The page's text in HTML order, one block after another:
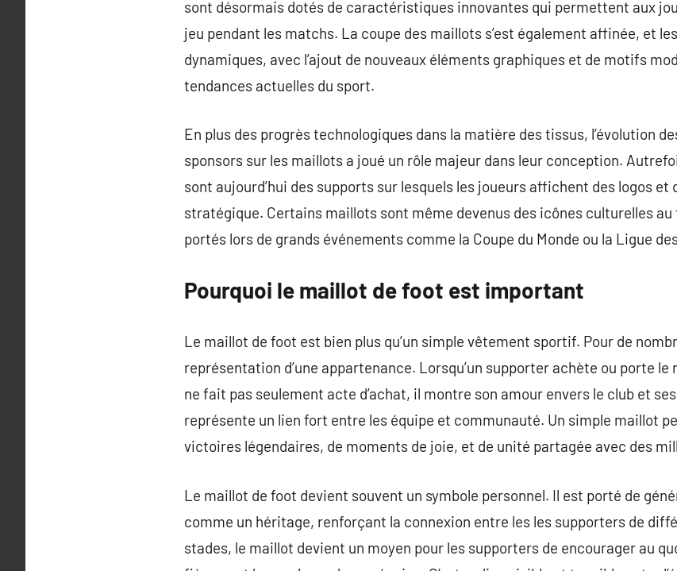
sont désormais dotés de caractéristiques innovantes qui permettent aux
jeu pendant les matchs. La coupe des maillots s’est également affinée, et
dynamiques, avec l’ajout de nouveaux éléments graphiques et de motifs
tendances actuelles du sport.
En plus des progrès technologiques dans la matière des tissus, l’évolution
sponsors sur les maillots a joué un rôle majeur dans leur conception.
sont aujourd’hui des supports sur lesquels les joueurs affichent des logos et
stratégique. Certains maillots sont même devenus des icônes culturelles
portés lors de grands événements comme la Coupe du Monde ou la Ligue
Pourquoi le maillot de foot est important
Le maillot de foot est bien plus qu’un simple vêtement sportif. Pour de
représentation d’une appartenance. Lorsqu’un supporter achète ou porte
ne fait pas seulement acte d’achat, il montre son amour envers le club et
représente un lien fort entre les équipe et communauté. Un simple maillot
victoires légendaires, de moments de joie, et de unité partagée avec des
Le maillot de foot devient souvent un symbole personnel. Il est porté de
comme un héritage, renforçant la connexion entre les les supporters de
stades, le maillot devient un moyen pour les supporters de encourager au